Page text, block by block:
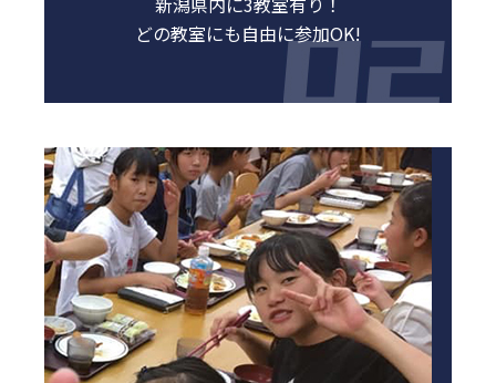
どの教室にも自由に参加OK!